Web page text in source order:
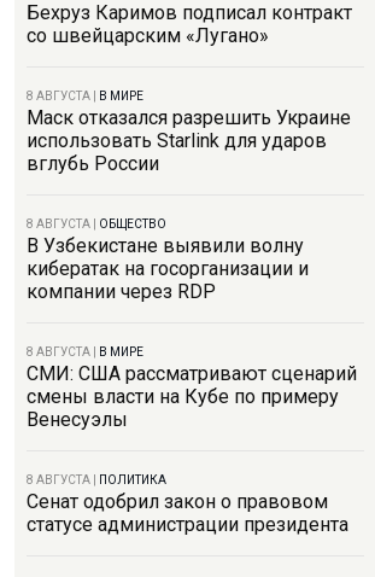
Бехруз Каримов подписал контракт
со швейцарским «Лугано»
8 АВГУСТА В МИРЕ
Маск отказался разрешить Украине
использовать Starlink для ударов
вглубь России
8 АВГУСТА ОБЩЕСТВО
В Узбекистане выявили волну
кибератак на госорганизации и
компании через RDP
8 АВГУСТА В МИРЕ
СМИ: США рассматривают сценарий
смены власти на Кубе по примеру
Венесуэлы
8 АВГУСТА ПОЛИТИКА
Сенат одобрил закон о правовом
статусе администрации президента